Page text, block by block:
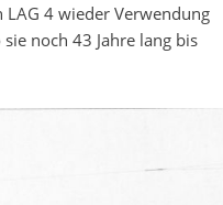
4 wieder Verwendung
noch 43 Jahre lang bis